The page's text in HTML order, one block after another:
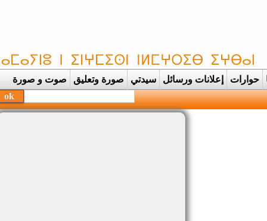
حوارات إعلانات ورسائل سيدتي صورة وتعليق صوت و صورة